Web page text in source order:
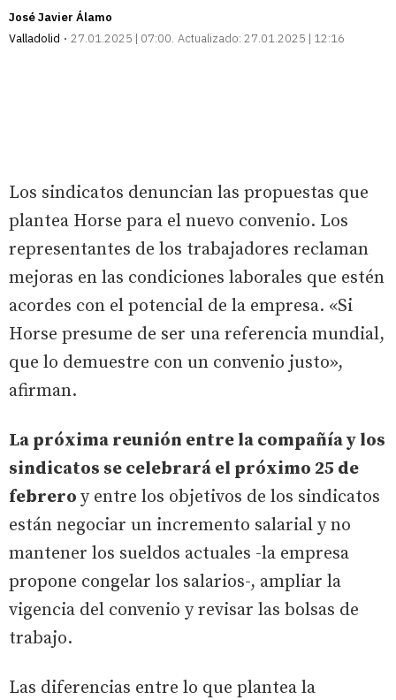
José Javier Álamo
Valladolid
27.01.2025 | 07:00 Actualizado: 27.01.2025 | 12:16
Los sindicatos denuncian las propuestas que
plantea Horse para el nuevo convenio. Los
representantes de los trabajadores reclaman
mejoras en las condiciones laborales que estén
acordes con el potencial de la empresa. «Si
Horse presume de ser una referencia mundial,
que lo demuestre con un convenio justo»,
afirman.
La próxima reunión entre la compañía y los
sindicatos se celebrará el próximo 25 de
febrero y entre los objetivos de los sindicatos
están negociar un incremento salarial y no
mantener los sueldos actuales -la empresa
propone congelar los salarios-, ampliar la
vigencia del convenio y revisar las bolsas de
trabajo.
Las diferencias entre lo que plantea la